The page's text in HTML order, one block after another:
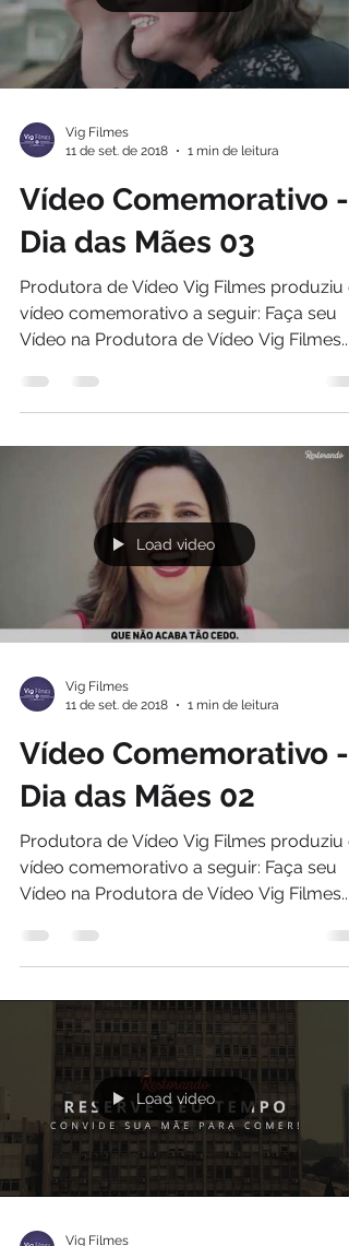
Vig Filmes
11 de set. de 2018
1 min de leitura
Vídeo Comemorativo -
Dia das Mães 03
Produtora de Vídeo Vig Filmes produziu o
vídeo comemorativo a seguir: Faça seu
Vídeo na Produtora de Vídeo Vig Filmes....
Load video
Vig Filmes
11 de set. de 2018
1 min de leitura
Vídeo Comemorativo -
Dia das Mães 02
Produtora de Vídeo Vig Filmes produziu o
vídeo comemorativo a seguir: Faça seu
Vídeo na Produtora de Vídeo Vig Filmes....
Load video
Vig Filmes